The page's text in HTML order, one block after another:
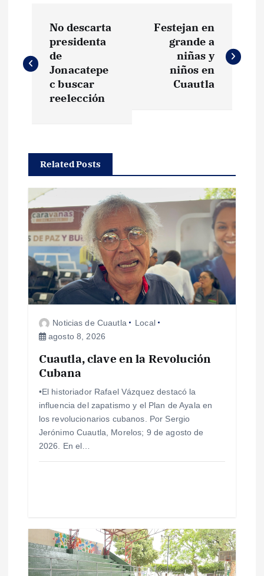
v
a
c
ó
n
d
a
s
No descarta
presidenta
de
Jonacatepe
c buscar
reelección
Festejan en
grande a
niñas y
niños en
Cuautla
Related Posts
Noticias de Cuautla
Local
agosto 8, 2026
Cuautla, clave en la Revolución
Cubana
•El historiador Rafael Vázquez destacó la
influencia del zapatismo y el Plan de Ayala en
los revolucionarios cubanos. Por Sergio
Jerónimo Cuautla, Morelos; 9 de agosto de
2026. En el…